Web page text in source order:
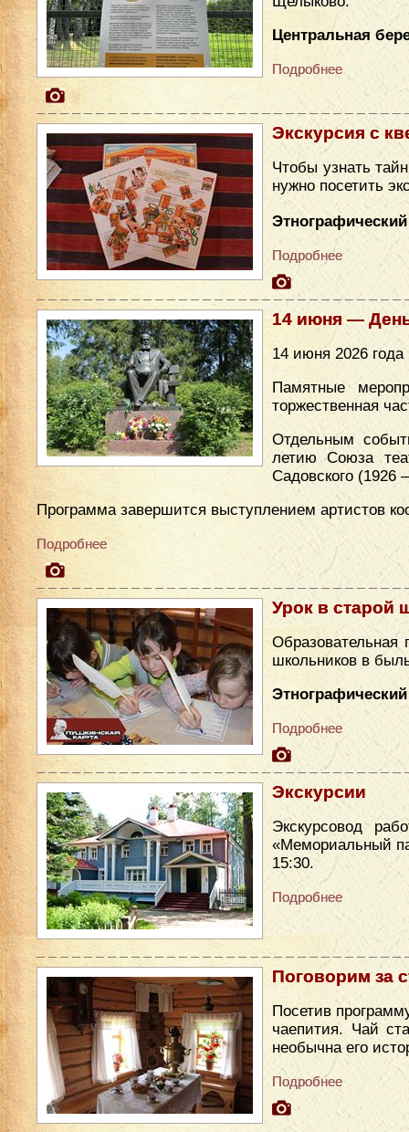
Центральная
Подробнее
Экскурсия с
Чтобы узнать
нужно посетить
Подробнее
14 июня —
14 июня 2026 года
Памятные
торжественная
Отдельным
летию Союза
Садовского (1926
Программа завершится выступлением артистов
Подробнее
Урок в старой
школьников в
Подробнее
Экскурсии
Экскурсовод
«Мемориальный
15:30.
Подробнее
Поговорим за
Посетив
чаепития. Чай
необычна его
Подробнее